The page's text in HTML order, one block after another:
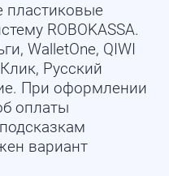
ROBOKASSA.
WalletOne, QIWI
Русский
При оформлении
оплаты
вариант